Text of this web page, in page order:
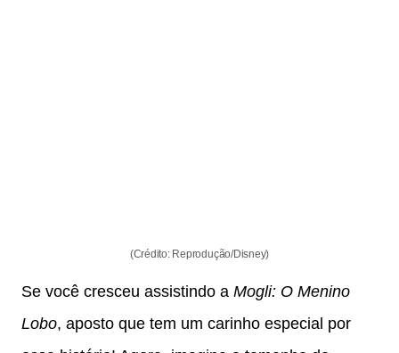
(Crédito: Reprodução/Disney)
Se você cresceu assistindo a Mogli: O Menino
Lobo, aposto que tem um carinho especial por